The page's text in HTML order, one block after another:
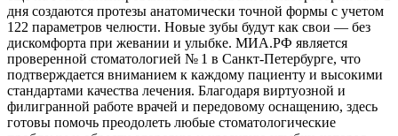
дня создаются протезы анатомически точной формы с учетом
122 параметров челюсти. Новые зубы будут как свои — без
дискомфорта при жевании и улыбке. МИА.РФ является
проверенной стоматологией № 1 в Санкт-Петербурге, что
подтверждается вниманием к каждому пациенту и высокими
стандартами качества лечения. Благодаря виртуозной и
филигранной работе врачей и передовому оснащению, здесь
готовы помочь преодолеть любые стоматологические